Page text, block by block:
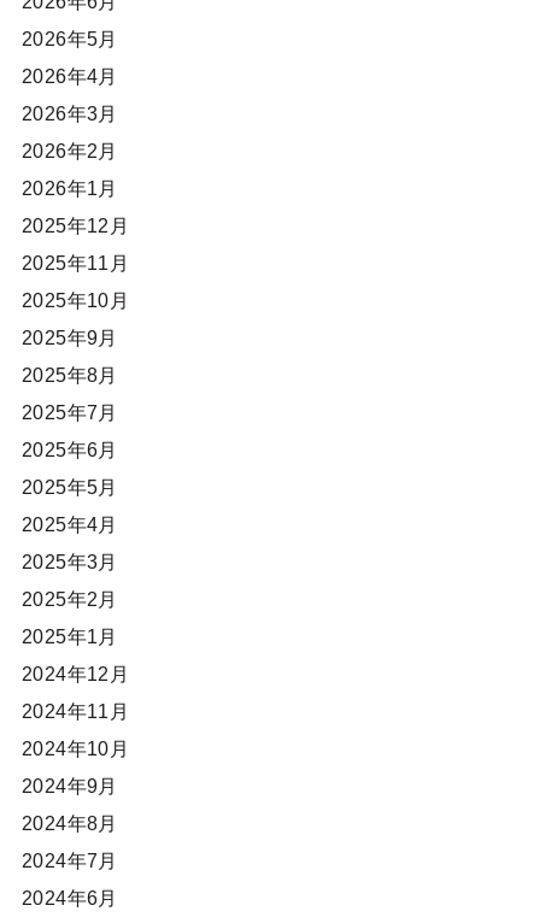
2026年5月
2026年4月
2026年3月
2026年2月
2026年1月
2025年12月
2025年11月
2025年10月
2025年9月
2025年8月
2025年7月
2025年6月
2025年5月
2025年4月
2025年3月
2025年2月
2025年1月
2024年12月
2024年11月
2024年10月
2024年9月
2024年8月
2024年7月
2024年6月